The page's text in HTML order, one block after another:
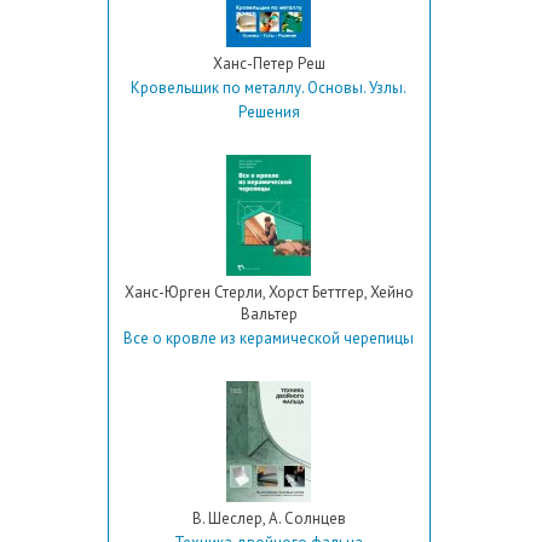
Ханс-Петер Реш
Кровельщик по металлу. Основы. Узлы.
Решения
Ханс-Юрген Стерли, Хорст Беттгер, Хейно
Вальтер
Все о кровле из керамической черепицы
В. Шеслер, А. Солнцев